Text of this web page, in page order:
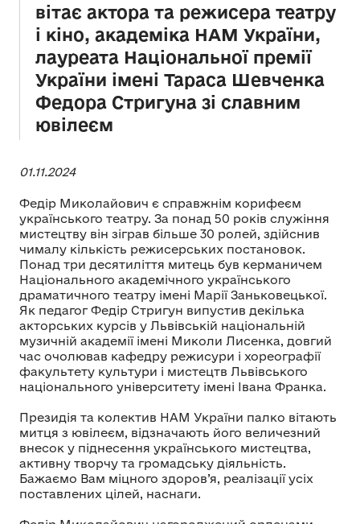
вітає актора та режисера театру
і кіно, академіка НАМ України,
лауреата Національної премії
України імені Тараса Шевченка
Федора Стригуна зі славним
ювілеєм
01.11.2024
Федір Миколайович є справжнім корифеєм
українського театру. За понад 50 років служіння
мистецтву він зіграв більше 30 ролей, здійснив
чималу кількість режисерських постановок.
Понад три десятиліття митець був керманичем
Національного академічного українського
драматичного театру імені Марії Заньковецької.
Як педагог Федір Стригун випустив декілька
акторських курсів у Львівській національній
музичній академії імені Миколи Лисенка, довгий
час очолював кафедру режисури і хореографії
факультету культури і мистецтв Львівського
національного університету імені Івана Франка.
Президія та колектив НАМ України палко вітають
митця з ювілеєм, відзначають його величезний
внесок у піднесення українського мистецтва,
активну творчу та громадську діяльність.
Бажаємо Вам міцного здоров’я, реалізації усіх
поставлених цілей, наснаги.